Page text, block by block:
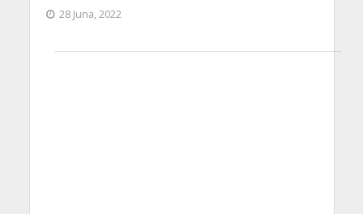
28 Juna, 2022